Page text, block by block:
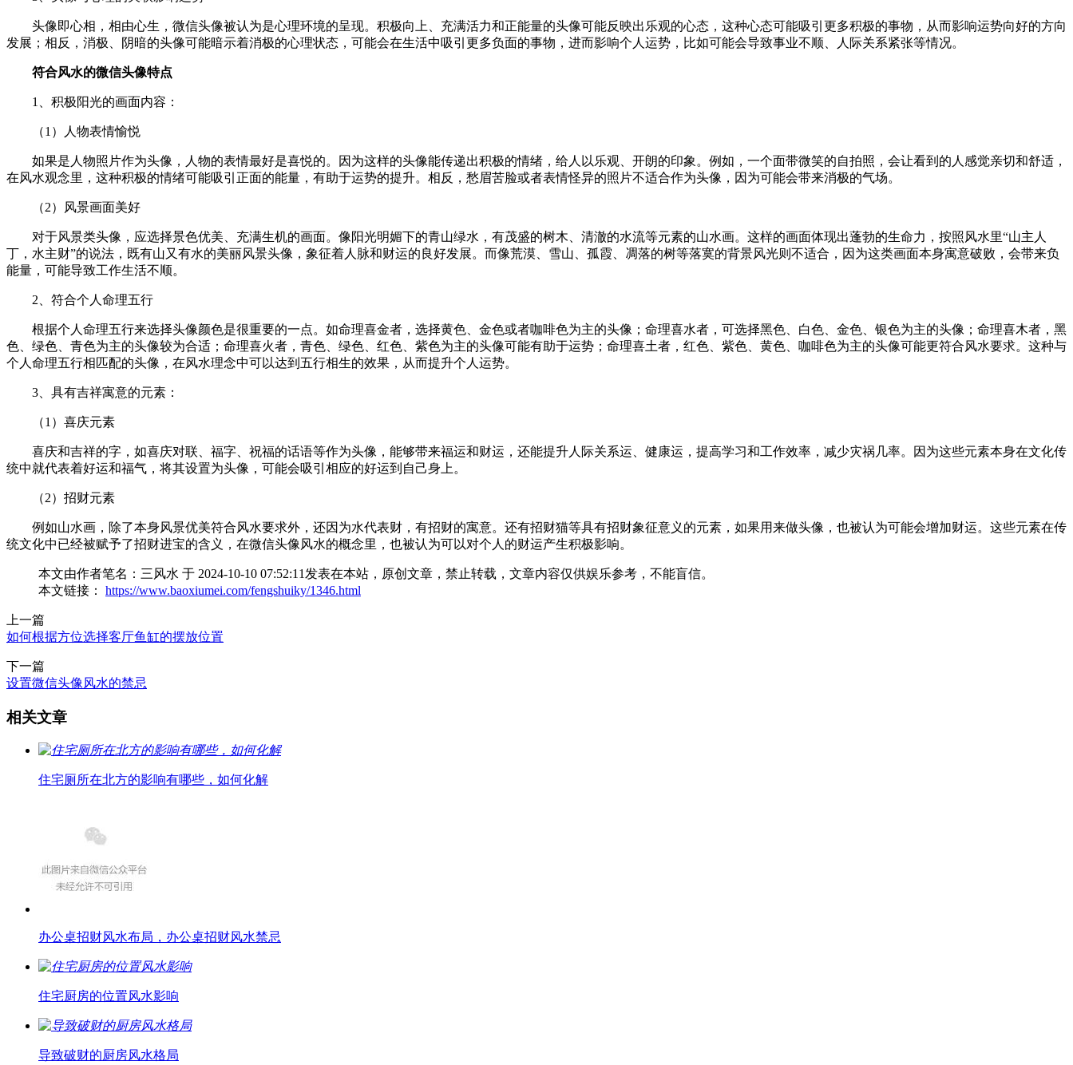
头像即心相，相由心生，微信头像被认为是心理环境的呈现。积极向上、充满活力和正能量的头像可能反映出乐观的心态，这种心态可能吸引更多积极的事物，从而影响运势向好的方向
发展；相反，消极、阴暗的头像可能暗示着消极的心理状态，可能会在生活中吸引更多负面的事物，进而影响个人运势，比如可能会导致事业不顺、人际关系紧张等情况。
符合风水的微信头像特点
1、积极阳光的画面内容：
（1）人物表情愉悦
如果是人物照片作为头像，人物的表情最好是喜悦的。因为这样的头像能传递出积极的情绪，给人以乐观、开朗的印象。例如，一个面带微笑的自拍照，会让看到的人感觉亲切和舒适，
在风水观念里，这种积极的情绪可能吸引正面的能量，有助于运势的提升。相反，愁眉苦脸或者表情怪异的照片不适合作为头像，因为可能会带来消极的气场。
（2）风景画面美好
对于风景类头像，应选择景色优美、充满生机的画面。像阳光明媚下的青山绿水，有茂盛的树木、清澈的水流等元素的山水画。这样的画面体现出蓬勃的生命力，按照风水里“山主人
丁，水主财”的说法，既有山又有水的美丽风景头像，象征着人脉和财运的良好发展。而像荒漠、雪山、孤霞、凋落的树等落寞的背景风光则不适合，因为这类画面本身寓意破败，会带来负
能量，可能导致工作生活不顺。
2、符合个人命理五行
根据个人命理五行来选择头像颜色是很重要的一点。如命理喜金者，选择黄色、金色或者咖啡色为主的头像；命理喜水者，可选择黑色、白色、金色、银色为主的头像；命理喜木者，黑
色、绿色、青色为主的头像较为合适；命理喜火者，青色、绿色、红色、紫色为主的头像可能有助于运势；命理喜土者，红色、紫色、黄色、咖啡色为主的头像可能更符合风水要求。这种与
个人命理五行相匹配的头像，在风水理念中可以达到五行相生的效果，从而提升个人运势。
3、具有吉祥寓意的元素：
（1）喜庆元素
喜庆和吉祥的字，如喜庆对联、福字、祝福的话语等作为头像，能够带来福运和财运，还能提升人际关系运、健康运，提高学习和工作效率，减少灾祸几率。因为这些元素本身在文化传
统中就代表着好运和福气，将其设置为头像，可能会吸引相应的好运到自己身上。
（2）招财元素
例如山水画，除了本身风景优美符合风水要求外，还因为水代表财，有招财的寓意。还有招财猫等具有招财象征意义的元素，如果用来做头像，也被认为可能会增加财运。这些元素在传
统文化中已经被赋予了招财进宝的含义，在微信头像风水的概念里，也被认为可以对个人的财运产生积极影响。
本文由作者笔名：三风水 于 2024-10-10 07:52:11发表在本站，原创文章，禁止转载，文章内容仅供娱乐参考，不能盲信。
本文链接： https://www.baoxiumei.com/fengshuiky/1346.html
上一篇
​如何根据方位选择客厅鱼缸的摆放位置
下一篇
设置微信头像风水的禁忌
相关文章
住宅厕所在北方的影响有哪些，如何化解
办公桌招财风水布局，办公桌招财风水禁忌
住宅厨房的位置风水影响
导致破财的厨房风水格局